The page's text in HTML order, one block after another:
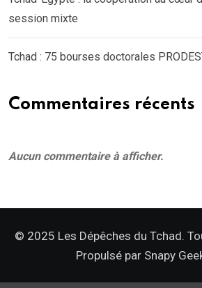
session mixte
Tchad : 75 bourses doctorales
Commentaires récents
Aucun commentaire à afficher.
© 2025 Les Dépêches du Tchad.
Propulsé par Snapy